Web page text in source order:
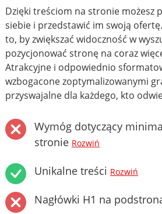
Dzięki treściom na stronie możesz
siebie i przedstawić im swoją
to, by zwiększać widoczność w
pozycjonować stronę na coraz
Atrakcyjne i odpowiednio
wzbogacone zoptymalizowanymi
przyswajalne dla każdego, kto
Wymóg dotyczący
stronie Rozwiń
Unikalne treści Rozwiń
Nagłówki H1 na